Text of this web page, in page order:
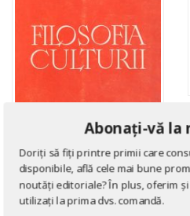
EDIȚII PRINCEPS
Filosofia culturii (editia
princeps, 1945)
de
Abonați-vă la
Doriți să fiți printre primii care
disponibile, află cele mai bune
noutăți editoriale? În plus, oferim
utilizați la prima dvs. comandă.